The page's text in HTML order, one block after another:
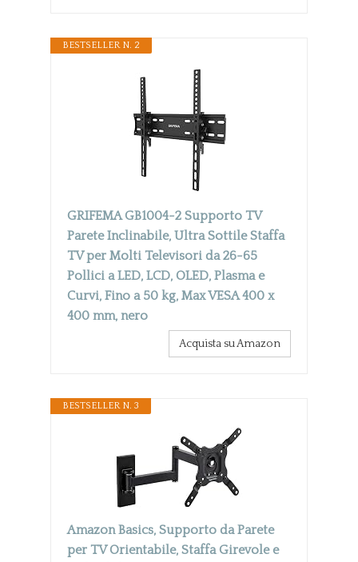
BESTSELLER N. 2
GRIFEMA GB1004-2 Supporto TV
Parete Inclinabile, Ultra Sottile Staffa
TV per Molti Televisori da 26-65
Pollici a LED, LCD, OLED, Plasma e
Curvi, Fino a 50 kg, Max VESA 400 x
400 mm, nero
Acquista su Amazon
BESTSELLER N. 3
Amazon Basics, Supporto da Parete
per TV Orientabile, Staffa Girevole e